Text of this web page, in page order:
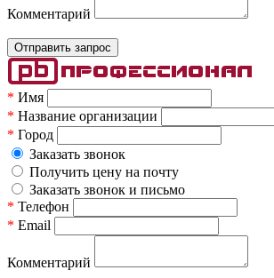
Комментарий
* Имя
* Название организации
* Город
Заказать звонок
Получить цену на почту
Заказать звонок и письмо
* Телефон
* Email
Комментарий